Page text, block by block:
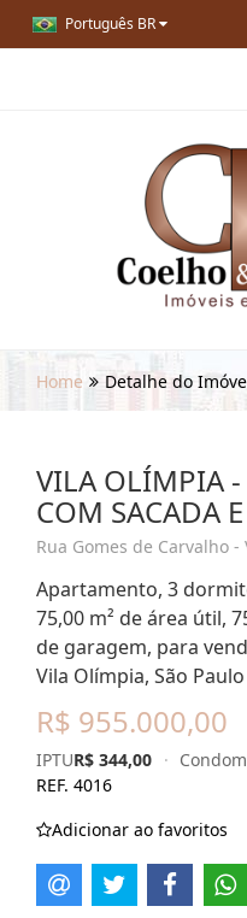
Português BR
Home Detalhe do
VILA OLÍMPIA -
COM SACADA
Rua Gomes de Carvalho -
Apartamento, 3
75,00 m² de área útil,
de garagem, para
Vila Olímpia, São Paulo
R$ 955.000,00
IPTUR$ 344,00 ·
REF. 4016
Adicionar ao favoritos